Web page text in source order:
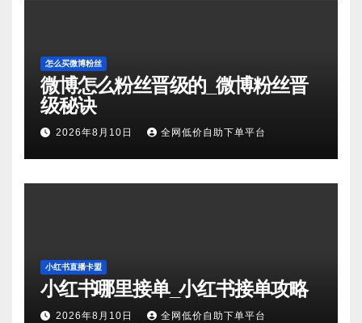
怎么买微博粉丝
微博怎么粉丝晋级的_微博粉丝晋
级秘诀
2026年8月10日 全网低价自助下单平台
小红书直播卡盟
小红书哪里接单_小红书接单攻略
2026年8月10日 全网低价自助下单平台